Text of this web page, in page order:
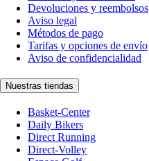
Devoluciones y reembolsos
Aviso legal
Métodos de pago
Tarifas y opciones de envío
Aviso de confidencialidad
Nuestras tiendas
Basket-Center
Daily Bikers
Direct Running
Direct-Volley